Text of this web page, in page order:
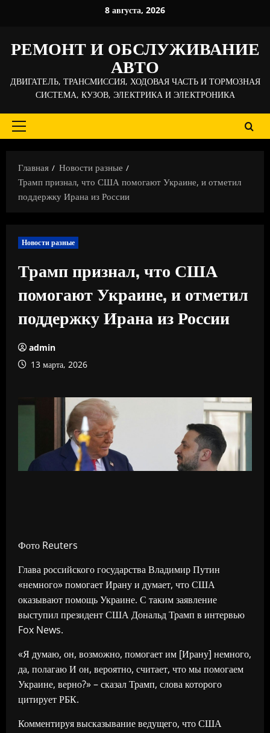
8 августа, 2026
РЕМОНТ И ОБСЛУЖИВАНИЕ
АВТО
ДВИГАТЕЛЬ, ТРАНСМИССИЯ, ХОДОВАЯ ЧАСТЬ И ТОРМОЗНАЯ
СИСТЕМА, КУЗОВ, ЭЛЕКТРИКА И ЭЛЕКТРОНИКА
Основное
Главная
Новости разные
Трамп признал, что США помогают Украине, и отметил
поддержку Ирана из России
Новости разные
Трамп признал, что США
помогают Украине, и отметил
поддержку Ирана из России
admin
13 марта, 2026
Фото Reuters
Глава российского государства Владимир Путин
«немного» помогает Ирану и думает, что США
оказывают помощь Украине. С таким заявление
выступил президент США Дональд Трамп в интервью
Fox News.
«Я думаю, он, возможно, помогает им [Ирану] немного,
да, полагаю И он, вероятно, считает, что мы помогаем
Украине, верно?» – сказал Трамп, слова которого
цитирует РБК.
Комментируя высказывание ведущего, что США